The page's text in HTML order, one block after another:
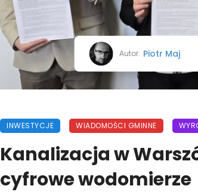
Autor: Piotr Maj
INWESTYCJE WIADOMOŚCI GMINNE
Kanalizacja w
cyfrowe wodomierze